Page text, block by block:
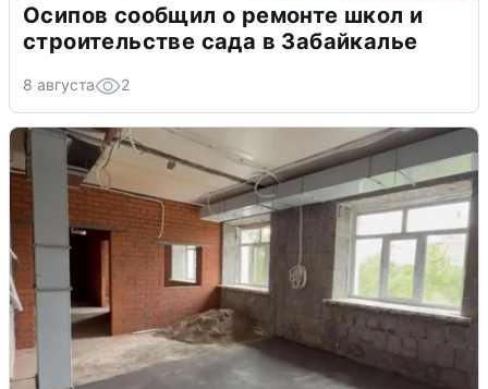
Осипов сообщил о ремонте школ и
строительстве сада в Забайкалье
8 августа 2